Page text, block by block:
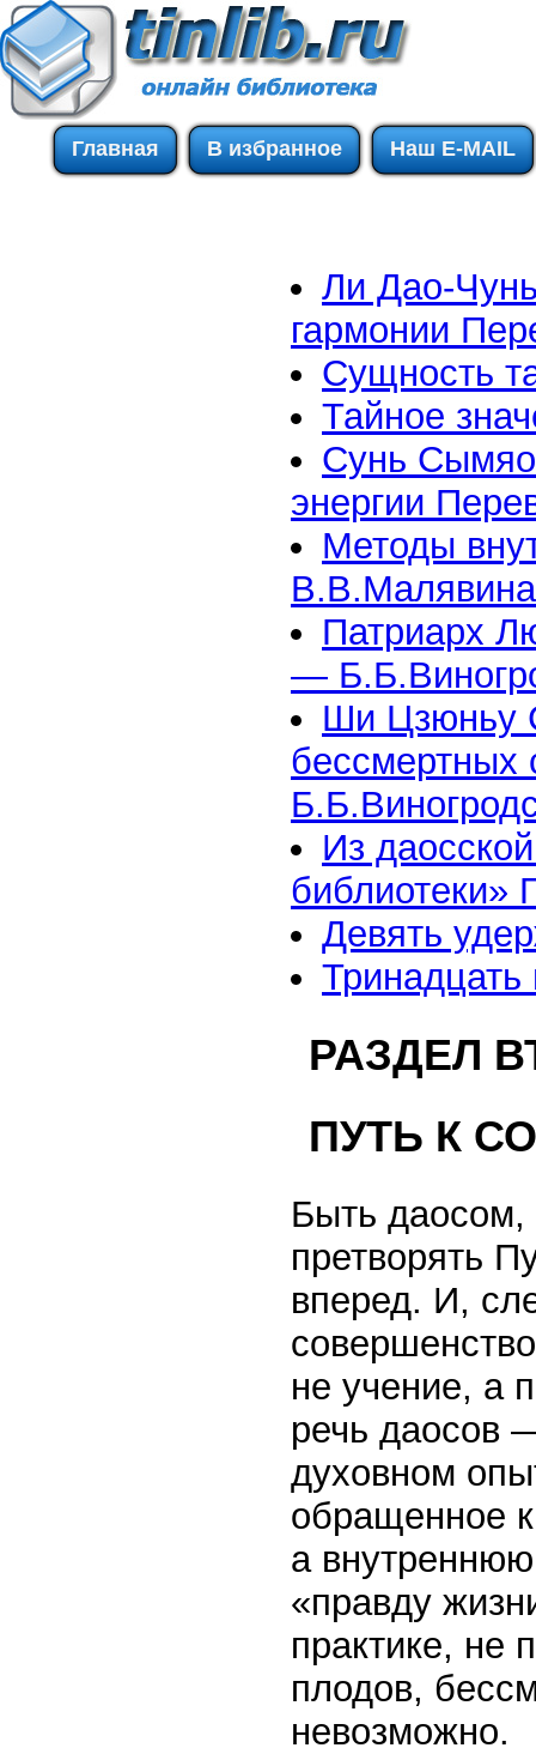
Главная В избранное Наш E-MAIL
Ли Дао-
гармонии
Сущность
Тайное
Сунь Сымяо
энергии
Методы
В.В.Малявина
Патриарх
—
Ши Цзюньу
Из
библиотеки»
Девять
Тринадцать
РАЗДЕЛ
ПУТЬ К
Быть
претворять
вперед. И,
не учение, а
речь даосов
духовном
обращенное
а
«правду
практике, не
плодов,
невозможно.